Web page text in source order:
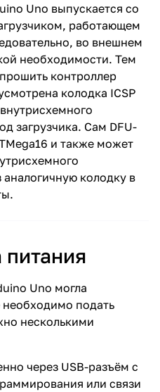
Uno выпускается со
работающем
во внешнем
необходимости. Тем
контроллер
колодка ICSP
загрузчика. Сам DFU-
и также может
колодку в
Uno могла
подать
несколькими
через USB-разъём с
или связи